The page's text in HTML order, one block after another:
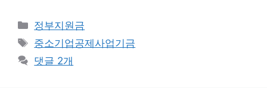
카
테
고
리
정부지원금
태
그
중소기업공제사업기금
댓글 2개